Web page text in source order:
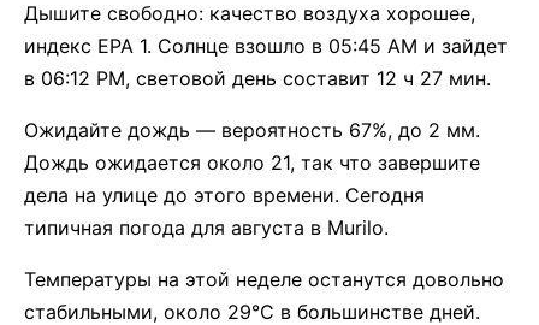
Дышите свободно: качество воздуха хорошее,
индекс EPA 1. Солнце взошло в 05:45 AM и зайдет
в 06:12 PM, световой день составит 12 ч 27 мин.
Ожидайте дождь — вероятность 67%, до 2 мм.
Дождь ожидается около 21, так что завершите
дела на улице до этого времени. Сегодня
типичная погода для августа в Murilo.
Температуры на этой неделе останутся довольно
стабильными, около 29°C в большинстве дней.